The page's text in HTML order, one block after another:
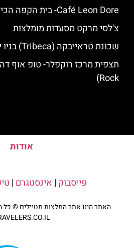
Café Leon Dore- בית הקפה הכי שיקי בניו יורק
צ'לסי מרקט מסעדות מומלצות
שכונת טראייבקה (Tribeca) בניו יורק
Rock)
אודות
פייסבוק | אינסטגרם |
האתר הינו אתר המלצות מטיילים © כל